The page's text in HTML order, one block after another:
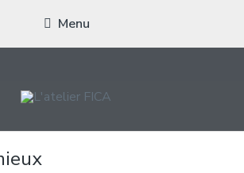
Menu
Meximieux